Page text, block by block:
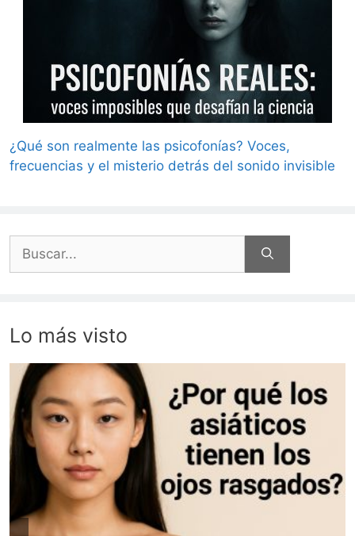
¿Qué son realmente las psicofonías? Voces,
frecuencias y el misterio detrás del sonido invisible
Buscar:
Lo más visto